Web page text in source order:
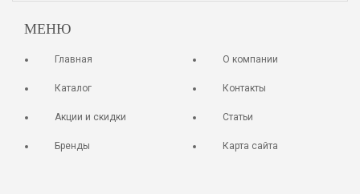
МЕНЮ
Главная
Каталог
Акции и скидки
Бренды
О компании
Контакты
Статьи
Карта сайта